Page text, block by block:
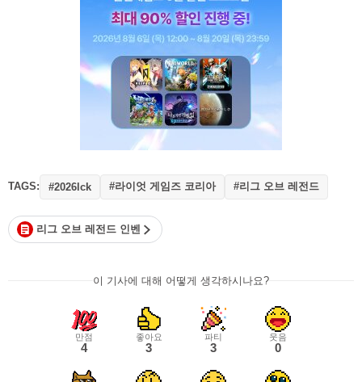
TAGS: #2026lck #라이엇 게임즈 코리아 #리그 오브 레전드
리그 오브 레전드 인벤
이 기사에 대해 어떻게 생각하시나요?
만점
4
좋아요
3
파티
3
웃음
0